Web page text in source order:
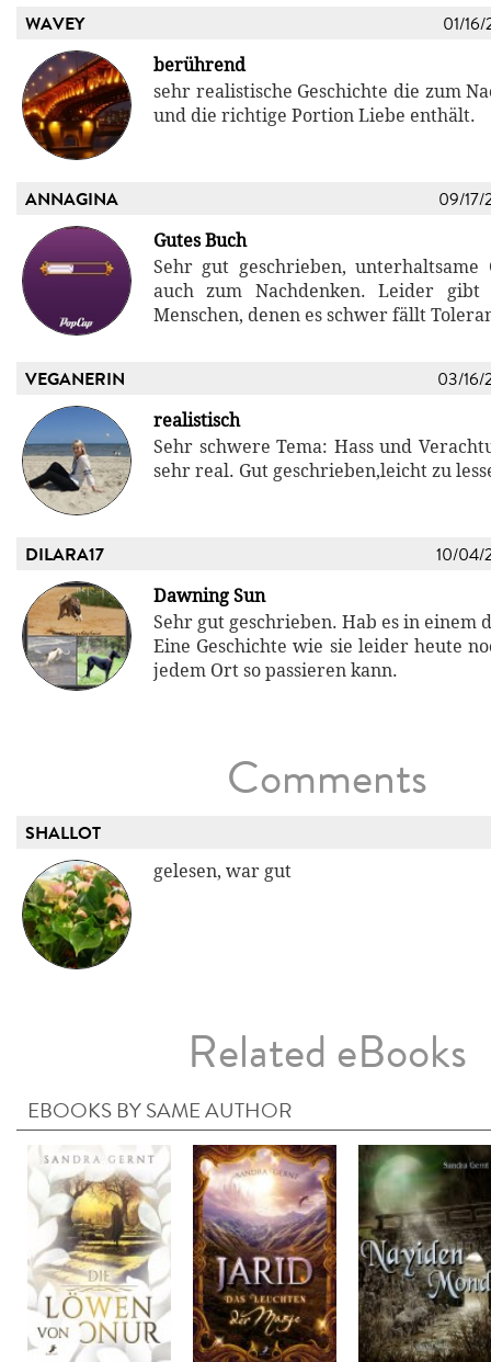
WAVEY 01/16/
berührend
sehr realistische Geschichte die zum
und die richtige Portion Liebe enthält.
ANNAGINA 09/17/
Gutes Buch
Sehr gut geschrieben, unterhaltsame
auch zum Nachdenken. Leider
Menschen, denen es schwer fällt
VEGANERIN 03/16/
realistisch
Sehr schwere Tema: Hass und
sehr real. Gut geschrieben,leicht zu
DILARA17 10/04/
Dawning Sun
Sehr gut geschrieben. Hab es in einem
Eine Geschichte wie sie leider heute
jedem Ort so passieren kann.
Comments
SHALLOT
gelesen, war gut
Related eBooks
EBOOKS BY SAME AUTHOR